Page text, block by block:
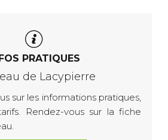
PRATIQUES
de Lacypierre
sur les informations pratiques,
Rendez-vous sur la fiche